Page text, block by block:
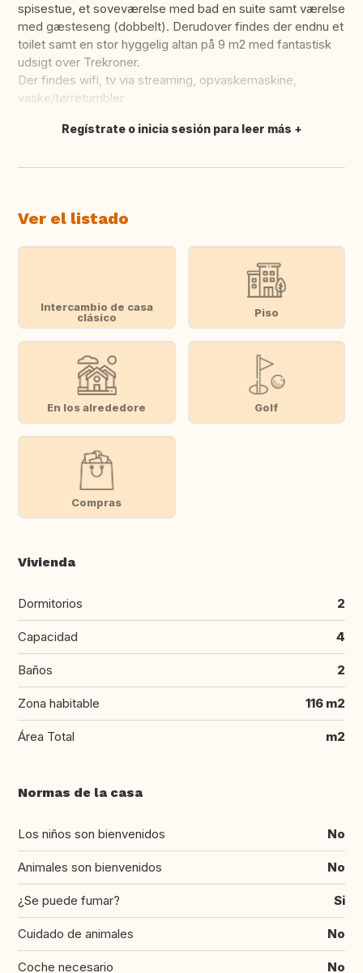
spisestue, et soveværelse med bad en suite samt værelse
med gæsteseng (dobbelt). Derudover findes der endnu et
toilet samt en stor hyggelig altan på 9 m2 med fantastisk
udsigt over Trekroner.
Der findes wifi, tv via streaming, opvaskemaskine,
vaske/tørretumbler
Traducir
Regístrate o inicia sesión para leer más
Ver el listado
Intercambio de casa
clásico
Piso
En los alrededore Golf
Compras
Vivienda
Dormitorios 2
Capacidad 4
Baños 2
Zona habitable 116 m2
Área Total m2
Normas de la casa
Los niños son bienvenidos No
Animales son bienvenidos No
¿Se puede fumar? Si
Cuidado de animales No
Coche necesario No